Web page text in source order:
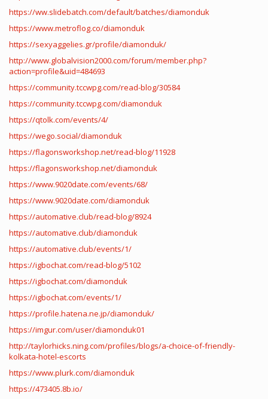
https://ww.slidebatch.com/default/batches/diamonduk
https://www.metroflog.co/diamonduk
https://sexyaggelies.gr/profile/diamonduk/
http://www.globalvision2000.com/forum/member.php?
action=profile&uid=484693
https://community.tccwpg.com/read-blog/30584
https://community.tccwpg.com/diamonduk
https://qtolk.com/events/4/
https://wego.social/diamonduk
https://flagonsworkshop.net/read-blog/11928
https://flagonsworkshop.net/diamonduk
https://www.9020date.com/events/68/
https://www.9020date.com/diamonduk
https://automative.club/read-blog/8924
https://automative.club/diamonduk
https://automative.club/events/1/
https://igbochat.com/read-blog/5102
https://igbochat.com/diamonduk
https://igbochat.com/events/1/
https://profile.hatena.ne.jp/diamonduk/
https://imgur.com/user/diamonduk01
http://taylorhicks.ning.com/profiles/blogs/a-choice-of-friendly-
kolkata-hotel-escorts
https://www.plurk.com/diamonduk
https://473405.8b.io/